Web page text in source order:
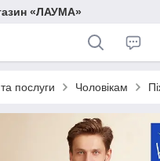
«ЛАУМА»
послуги Чоловікам